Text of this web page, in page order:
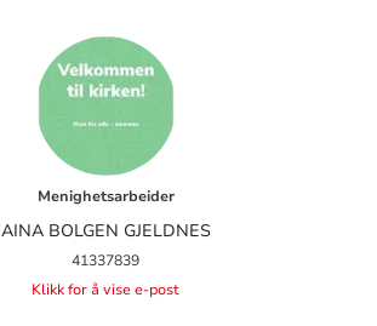
Menighetsarbeider
AINA BOLGEN GJELDNES
41337839
Klikk for å vise e-post